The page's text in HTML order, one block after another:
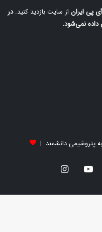
آی‌ پی ایران از سایت بازدید کنید.در
داده نمی‌شود.